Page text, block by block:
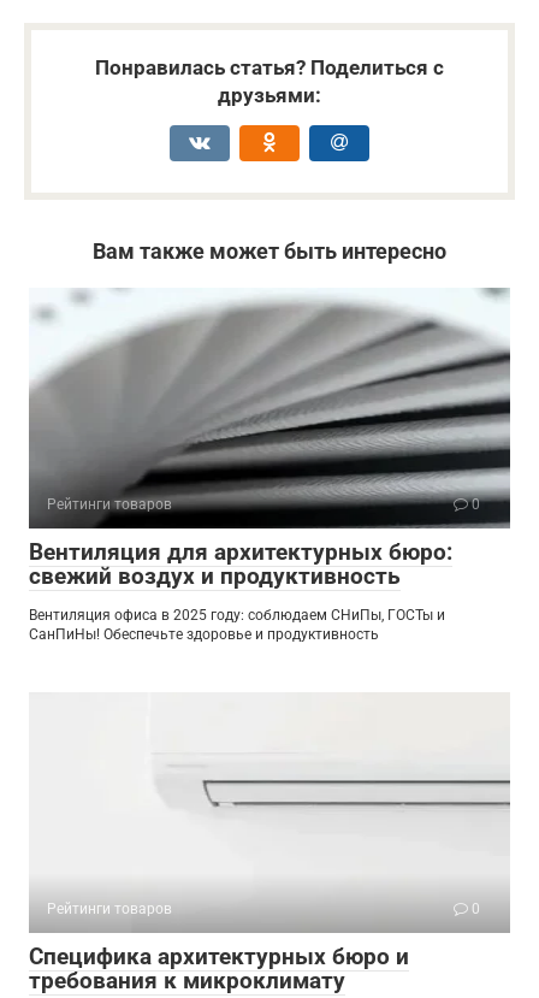
Понравилась статья? Поделиться с
друзьями:
Вам также может быть интересно
Рейтинги товаров 0
Вентиляция для архитектурных бюро:
свежий воздух и продуктивность
Вентиляция офиса в 2025 году: соблюдаем СНиПы, ГОСТы и
СанПиНы! Обеспечьте здоровье и продуктивность
Рейтинги товаров 0
Специфика архитектурных бюро и
требования к микроклимату